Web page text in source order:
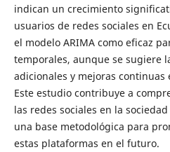
indican un crecimiento
usuarios de redes sociales en
el modelo ARIMA como eficaz
temporales, aunque se sugiere
adicionales y mejoras
Este estudio contribuye a
las redes sociales en la
una base metodológica para
estas plataformas en el futuro.